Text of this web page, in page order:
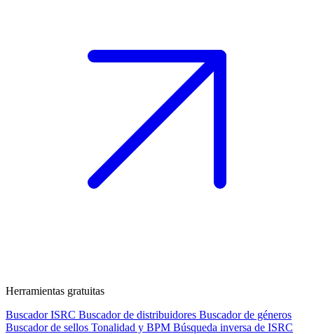
Herramientas gratuitas
Buscador ISRC Buscador de distribuidores Buscador de géneros
Buscador de sellos Tonalidad y BPM Búsqueda inversa de ISRC